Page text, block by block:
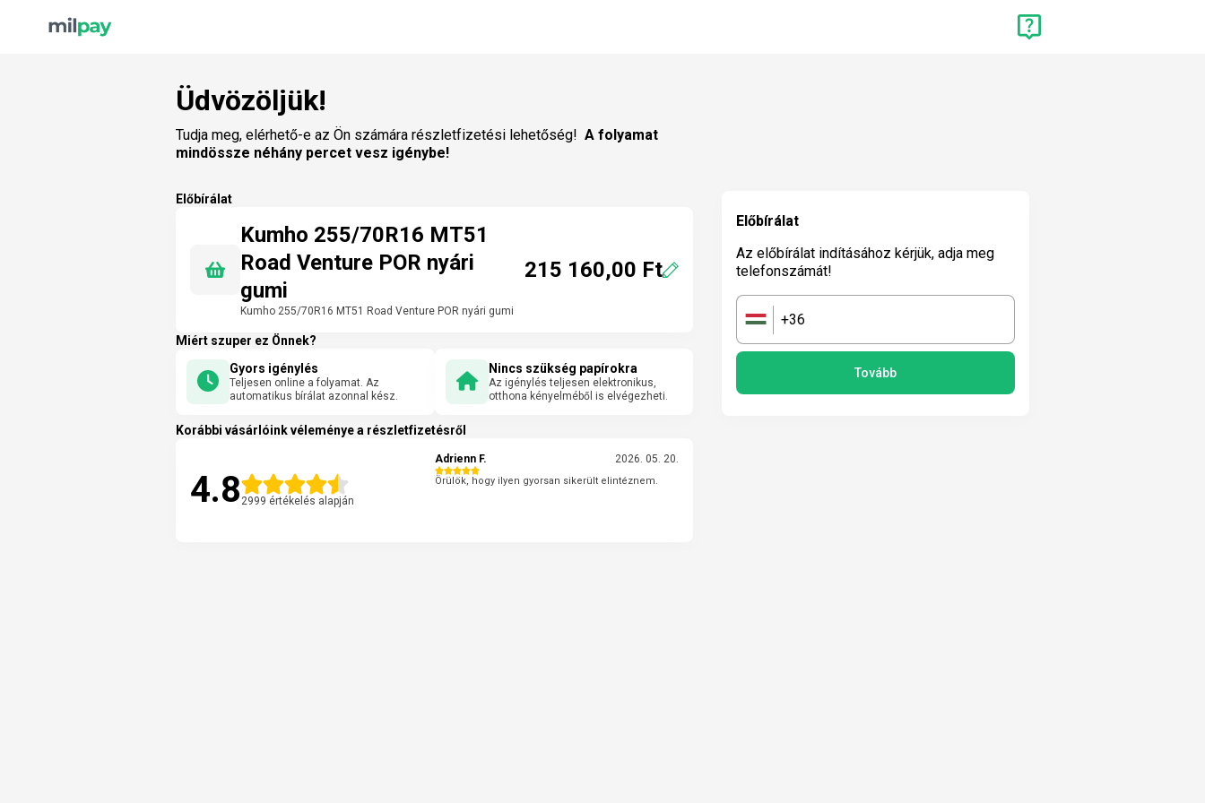
Üdvözöljük!
Tudja meg, elérhető-e az Ön számára részletfizetési lehetőség! A folyamat
mindössze néhány percet vesz igénybe!
Előbírálat
Kumho 255/70R16 MT51
Road Venture POR nyári
gumi
Kumho 255/70R16 MT51 Road Venture POR nyári gumi
215 160,00 Ft
Miért szuper ez Önnek?
Gyors igénylés
Teljesen online a folyamat. Az
automatikus bírálat azonnal kész.
Nincs szükség papírokra
Az igénylés teljesen elektronikus,
otthona kényelméből is elvégezheti.
Korábbi vásárlóink véleménye a részletfizetésről
4.8 2999 értékelés alapján
Adrienn F. 2026. 05. 20.
Örülök, hogy ilyen gyorsan sikerült elintéznem.
Előbírálat
Az előbírálat indításához kérjük, adja meg
telefonszámát!
🇭🇺 +36
Tovább